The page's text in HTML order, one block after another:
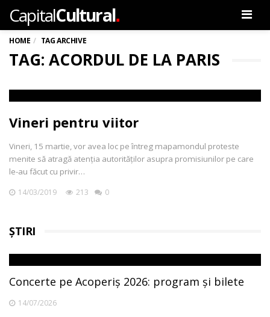
CapitalCultural.
HOME TAG ARCHIVE
TAG: ACORDUL DE LA PARIS
Vineri pentru viitor
Vineri, 15 martie, vor avea loc pe întreg mapamondul proteste
menite să atragă atenția autorităților asupra promisiunilor pe care
le-au făcut cu privir…
14/03/2019 213 0
ȘTIRI
Concerte pe Acoperiș 2026: program și bilete
14/07/2026